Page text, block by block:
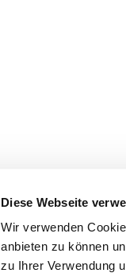
Diese Webseite
Wir verwenden
anbieten zu können
zu Ihrer Verwendung